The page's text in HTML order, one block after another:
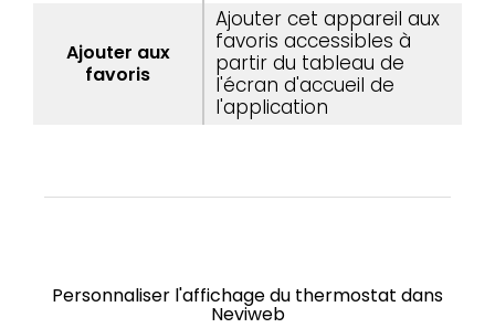
Ajouter aux
favoris
Ajouter cet appareil aux
favoris accessibles à
partir du tableau de
l'écran d'accueil de
l'application
Personnaliser l'affichage du thermostat dans
Neviweb